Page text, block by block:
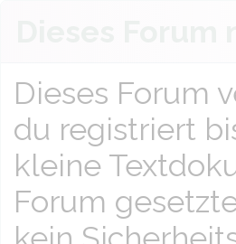
Dieses Forum
du registriert
kleine
Forum